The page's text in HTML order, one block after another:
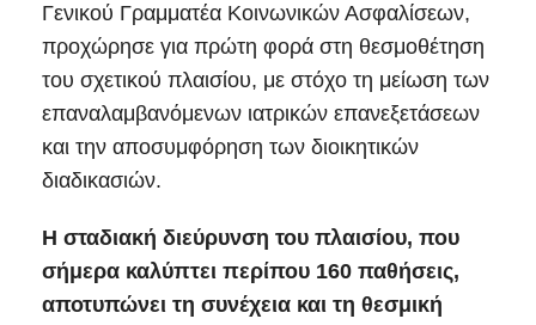
Γενικού Γραμματέα Κοινωνικών Ασφαλίσεων,
προχώρησε για πρώτη φορά στη θεσμοθέτηση
του σχετικού πλαισίου, με στόχο τη μείωση των
επαναλαμβανόμενων ιατρικών επανεξετάσεων
και την αποσυμφόρηση των διοικητικών
διαδικασιών.
Η σταδιακή διεύρυνση του πλαισίου, που
σήμερα καλύπτει περίπου 160 παθήσεις,
αποτυπώνει τη συνέχεια και τη θεσμική